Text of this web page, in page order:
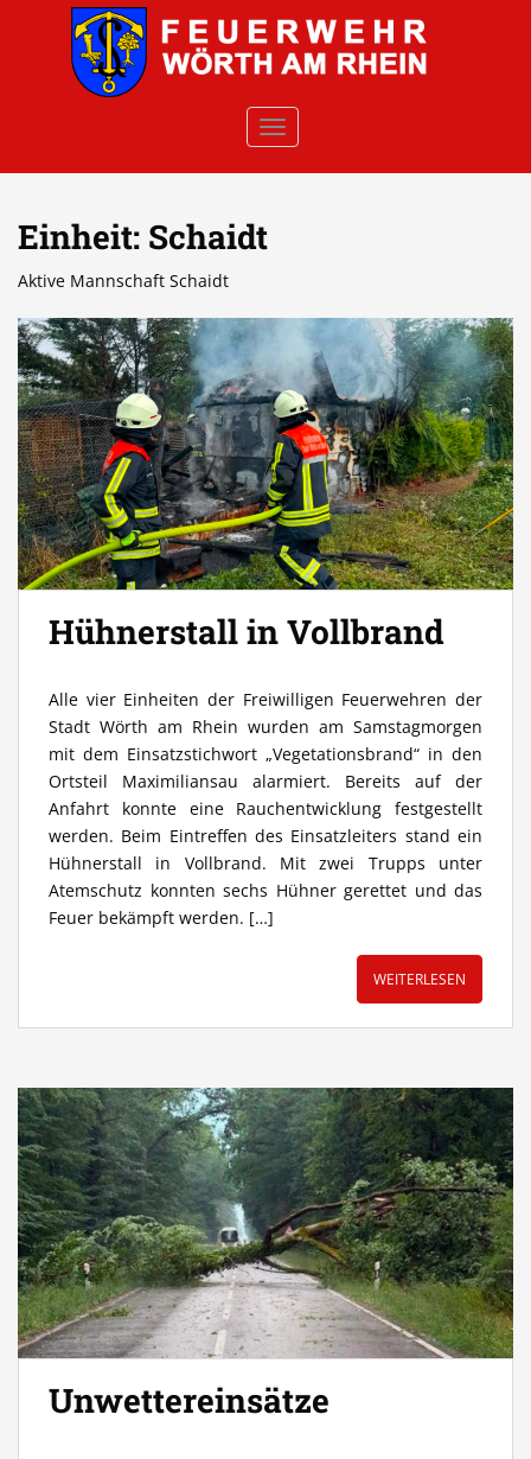
Skip to main content
TOGGLE NAVIGATION
Einheit: Schaidt
Aktive Mannschaft Schaidt
Hühnerstall in Vollbrand
Alle vier Einheiten der Freiwilligen Feuerwehren der
Stadt Wörth am Rhein wurden am Samstagmorgen
mit dem Einsatzstichwort „Vegetationsbrand“ in den
Ortsteil Maximiliansau alarmiert. Bereits auf der
Anfahrt konnte eine Rauchentwicklung festgestellt
werden. Beim Eintreffen des Einsatzleiters stand ein
Hühnerstall in Vollbrand. Mit zwei Trupps unter
Atemschutz konnten sechs Hühner gerettet und das
Feuer bekämpft werden. […]
WEITERLESEN
Unwettereinsätze